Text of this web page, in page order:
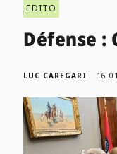
EDITO
Défense :
LUC CAREGARI